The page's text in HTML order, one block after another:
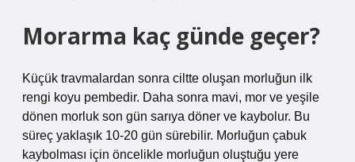
Morarma kaç günde geçer?
Küçük travmalardan sonra ciltte oluşan morluğun ilk
rengi koyu pembedir. Daha sonra mavi, mor ve yeşile
dönen morluk son gün sarıya döner ve kaybolur. Bu
süreç yaklaşık 10-20 gün sürebilir. Morluğun çabuk
kaybolması için öncelikle morluğun oluştuğu yere